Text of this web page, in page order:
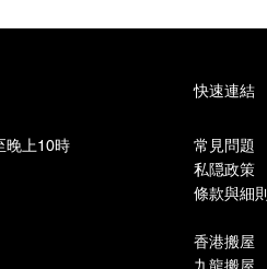
晚上10時​
快速連結
常見問題
私隠政策
條款與細則
香港搬屋